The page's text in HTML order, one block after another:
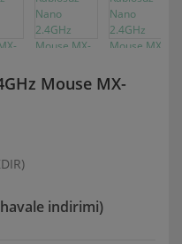
Mouse MX-
indirimi)